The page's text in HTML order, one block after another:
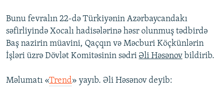
Bunu fevralın 22-də Türkiyənin Azərbaycandakı
səfirliyində Xocalı hadisələrinə həsr olunmuş tədbirdə
Baş nazirin müavini, Qaçqın və Məcburi Köçkünlərin
İşləri üzrə Dövlət Komitəsinin sədri Əli Həsənov bildirib.
Məlumatı «Trend» yayıb. Əli Həsənov deyib: